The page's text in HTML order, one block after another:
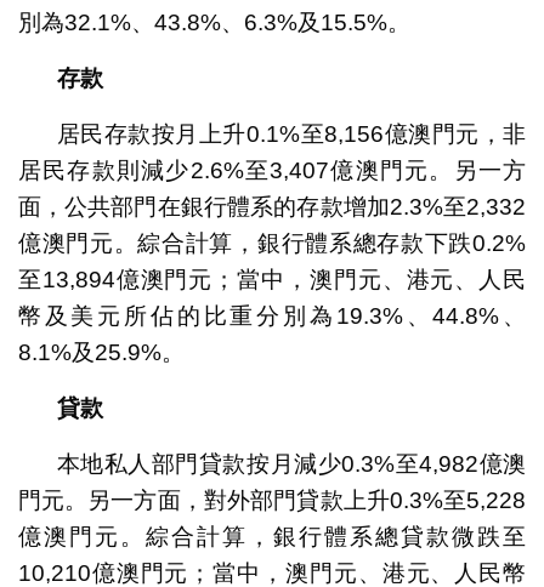
別為32.1%、43.8%、6.3%及15.5%。
存款
居民存款按月上升0.1%至8,156億澳門元，非
居民存款則減少2.6%至3,407億澳門元。另一方
面，公共部門在銀行體系的存款增加2.3%至2,332
億澳門元。綜合計算，銀行體系總存款下跌0.2%
至13,894億澳門元；當中，澳門元、港元、人民
幣及美元所佔的比重分別為19.3%、44.8%、
8.1%及25.9%。
貸款
本地私人部門貸款按月減少0.3%至4,982億澳
門元。另一方面，對外部門貸款上升0.3%至5,228
億澳門元。綜合計算，銀行體系總貸款微跌至
10,210億澳門元；當中，澳門元、港元、人民幣